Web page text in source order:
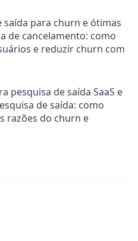
saída para churn e ótimas
de cancelamento: como
e reduzir churn com
pesquisa de saída SaaS e
de saída: como
razões do churn e